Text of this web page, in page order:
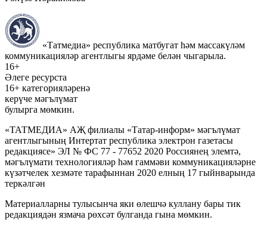
«Татмедиа» республика матбугат һәм массакүләм
коммуникацияләр агентлыгы ярдәме белән чыгарыла.
16+
Әлеге ресурста
16+ категорияләренә
керүче мәгълүмат
булырга мөмкин.
«ТАТМЕДИА» АҖ филиалы «Татар-информ» мәгълүмат
агентлыгының Интертат республика электрон газетасы
редакциясе» ЭЛ № ФС 77 - 77652 2020 Россиянең элемтә,
мәгълүмати технологияләр һәм гаммәви коммуникацияләрне
күзәтчелек хезмәте тарафыннан 2020 елның 17 гыйнварында
теркәлгән
Материалларны тулысынча яки өлешчә куллану бары тик
редакциядән язмача рөхсәт булганда гына мөмкин.